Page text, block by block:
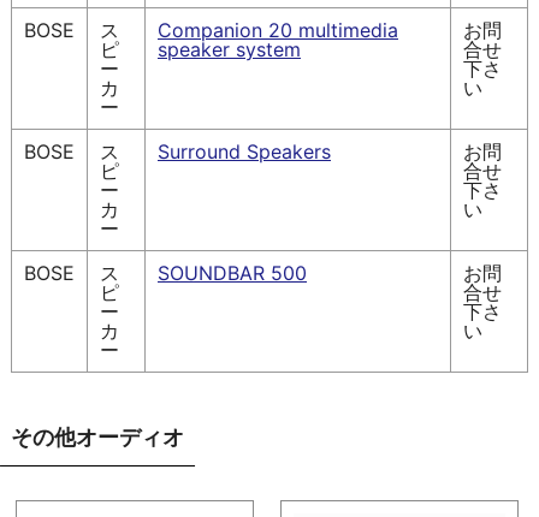
BOSE
ス
ピ
ー
カ
ー
Companion 20 multimedia
speaker system
お問
合せ
下さ
い
BOSE
ス
ピ
ー
カ
ー
Surround Speakers
お問
合せ
下さ
い
BOSE
ス
ピ
ー
カ
ー
SOUNDBAR 500
お問
合せ
下さ
い
その他オーディオ